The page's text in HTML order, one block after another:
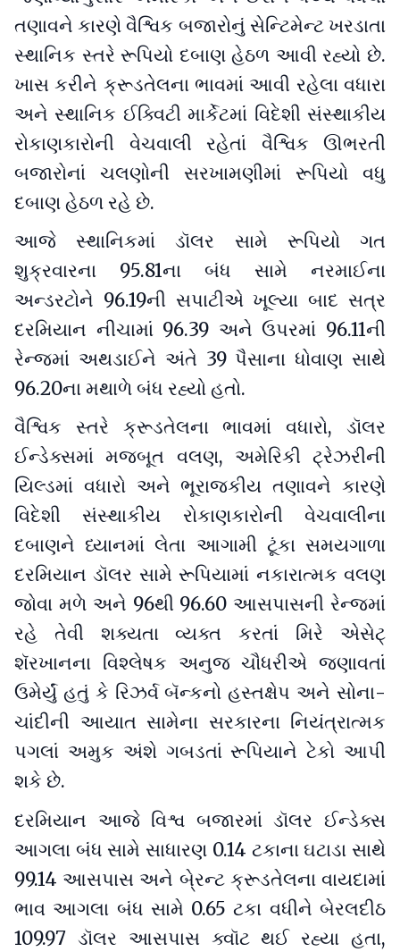
તણાવને કારણે વૈશ્વિક બજારોનું સેન્ટિમેન્ટ ખરડાતા
સ્થાનિક સ્તરે રૂપિયો દબાણ હેઠળ આવી રહ્યો છે.
ખાસ કરીને ક્રૂડતેલના ભાવમાં આવી રહેલા વધારા
અને સ્થાનિક ઈક્વિટી માર્કેટમાં વિદેશી સંસ્થાકીય
રોકાણકારોની વેચવાલી રહેતાં વૈશ્વિક ઊભરતી
બજારોનાં ચલણોની સરખામણીમાં રૂપિયો વધુ
દબાણ હેઠળ રહે છે.
આજે સ્થાનિકમાં ડૉલર સામે રૂપિયો ગત
શુક્રવારના 95.81ના બંધ સામે નરમાઈના
અન્ડરટોને 96.19ની સપાટીએ ખૂલ્યા બાદ સત્ર
દરમિયાન નીચામાં 96.39 અને ઉપરમાં 96.11ની
રેન્જમાં અથડાઈને અંતે 39 પૈસાના ધોવાણ સાથે
96.20ના મથાળે બંધ રહ્યો હતો.
વૈશ્વિક સ્તરે ક્રૂડતેલના ભાવમાં વધારો, ડૉલર
ઈન્ડેક્સમાં મજબૂત વલણ, અમેરિકી ટ્રેઝરીની
યિલ્ડમાં વધારો અને ભૂરાજકીય તણાવને કારણે
વિદેશી સંસ્થાકીય રોકાણકારોની વેચવાલીના
દબાણને ધ્યાનમાં લેતા આગામી ટૂંકા સમયગાળા
દરમિયાન ડૉલર સામે રૂપિયામાં નકારાત્મક વલણ
જોવા મળે અને 96થી 96.60 આસપાસની રેન્જમાં
રહે તેવી શક્યતા વ્યક્ત કરતાં મિરે એસેટ્
શૅરખાનના વિશ્લેષક અનુજ ચૌધરીએ જણાવતાં
ઉમેર્યું હતું કે રિઝર્વ બૅન્કનો હસ્તક્ષેપ અને સોના-
ચાંદીની આયાત સામેના સરકારના નિયંત્રાત્મક
પગલાં અમુક અંશે ગબડતાં રૂપિયાને ટેકો આપી
શકે છે.
દરમિયાન આજે વિશ્વ બજારમાં ડૉલર ઈન્ડેક્સ
આગલા બંધ સામે સાધારણ 0.14 ટકાના ઘટાડા સાથે
99.14 આસપાસ અને બે્રન્ટ ક્રૂડતેલના વાયદામાં
ભાવ આગલા બંધ સામે 0.65 ટકા વધીને બેરલદીઠ
109.97 ડૉલર આસપાસ ક્વૉટ થઈ રહ્યા હતા,